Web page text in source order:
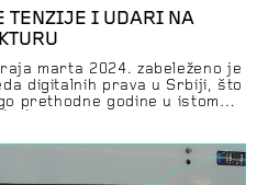
TENZIJE I UDARI NA
marta 2024. zabeleženo je
digitalnih prava u Srbiji, što
prethodne godine u istom
usmerene na novinare i
najčešći napadači građani
[…]